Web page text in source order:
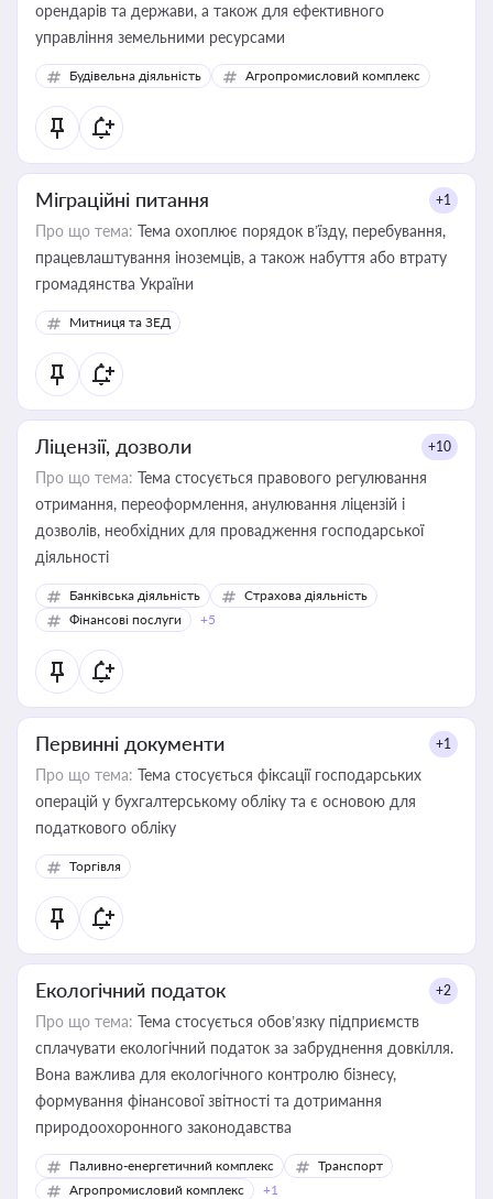
орендарів та держави, а також для ефективного
управління земельними ресурсами
Будівельна діяльність Агропромисловий комплекс
Міграційні питання +1
Про що тема: Тема охоплює порядок в’їзду, перебування,
працевлаштування іноземців, а також набуття або втрату
громадянства України
Митниця та ЗЕД
Ліцензії, дозволи +10
Про що тема: Тема стосується правового регулювання
отримання, переоформлення, анулювання ліцензій і
дозволів, необхідних для провадження господарської
діяльності
Банківська діяльність
Страхова діяльність
Фінансові послуги
+5
Первинні документи +1
Про що тема: Тема стосується фіксації господарських
операцій у бухгалтерському обліку та є основою для
податкового обліку
Торгівля
Екологічний податок +2
Про що тема: Тема стосується обов’язку підприємств
сплачувати екологічний податок за забруднення довкілля.
Вона важлива для екологічного контролю бізнесу,
формування фінансової звітності та дотримання
природоохоронного законодавства
Паливно-енергетичний комплекс
Транспорт
Агропромисловий комплекс
+1